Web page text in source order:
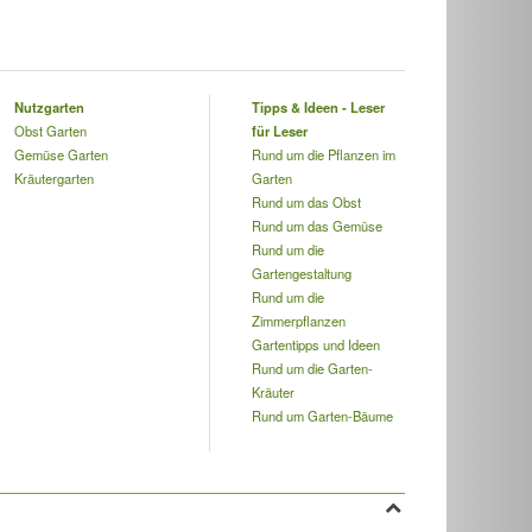
Nutzgarten
Obst Garten
Gemüse Garten
Kräutergarten
Tipps & Ideen - Leser
für Leser
Rund um die Pflanzen im
Garten
Rund um das Obst
Rund um das Gemüse
Rund um die
Gartengestaltung
Rund um die
Zimmerpflanzen
Gartentipps und Ideen
Rund um die Garten-
Kräuter
Rund um Garten-Bäume